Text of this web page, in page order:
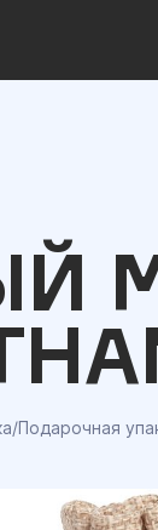
/Подарочная